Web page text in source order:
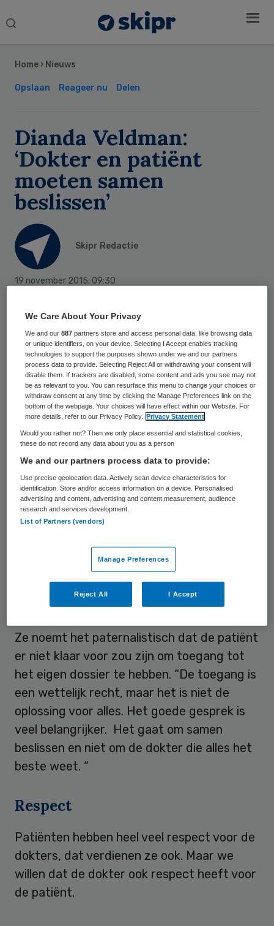
Search
Home › Nieuws
Opslaan Reageer nu Delen
Dianda Veldman:
‘Dokter en patiënt
moeten samen
beslissen’
Skipr Redactie
19 november 2015, 09:30
Iedereen is het er op het eerste gezicht
over eens dat de patiënt centraal staat.
Maar over hoe je die patiënt echt centraal
zet, verschillen de meningen.
Dit zegt Dianda Veldman,
directeur/bestuurder NPCF, na afloop van
Voorstelling van Zaken. “Niemand durft
hardop te zeggen dat de patiënt niet
centraal staat. Samen beslissen is
belangrijk. Er moet een goed gesprek
plaatsvinden. De zorgverlener moet de
patiënt echt de ruimte geven om vragen te
stellen en mee te beslissen.”
Paternalistisch
Ze noemt het paternalistisch dat de patiënt
er niet klaar voor zou zijn om toegang tot
het eigen dossier te hebben. “De toegang is
een wettelijk recht, maar het is niet de
oplossing voor alles. Het goede gesprek is
veel belangrijker. Het gaat om samen
beslissen en niet om de dokter die alles het
beste weet. “
Respect
Patiënten hebben heel veel respect voor de
dokters, dat verdienen ze ook. Maar we
willen dat de dokter ook respect heeft voor
de patiënt.
Sidebar
We Care About Your Privacy
We and our887 partners store and access personal data, like browsing data
or unique identifiers, on your device. Selecting I Accept enables tracking
technologies to support the purposes shown under we and our partners
process data to provide. Selecting Reject All or withdrawing your consent will
disable them. If trackers are disabled, some content and ads you see may not
be as relevant to you. You can resurface this menu to change your choices or
withdraw consent at any time by clicking the Manage Preferences link on the
bottom of the webpage. Your choices will have effect within our Website. For
more details, refer to our Privacy Policy.
Privacy Statement
Would you rather not? Then we only place essential and statistical cookies,
these do not record any data about you as a person
We and our partners process data to provide:
Use precise geolocation data. Actively scan device characteristics for
identification. Store and/or access information on a device. Personalised
advertising and content, advertising and content measurement, audience
research and services development.
List of Partners (vendors)
Manage Preferences
Reject All I Accept